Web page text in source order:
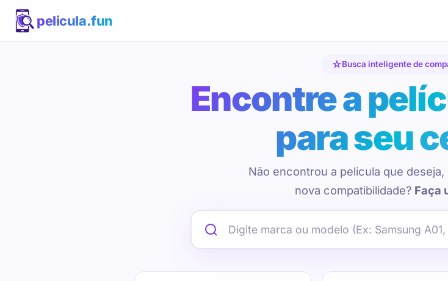
pelicula.fun
Busca inteligente de
Encontre a
para seu
Não encontrou a pelicula que
nova compatibilidade? Faça